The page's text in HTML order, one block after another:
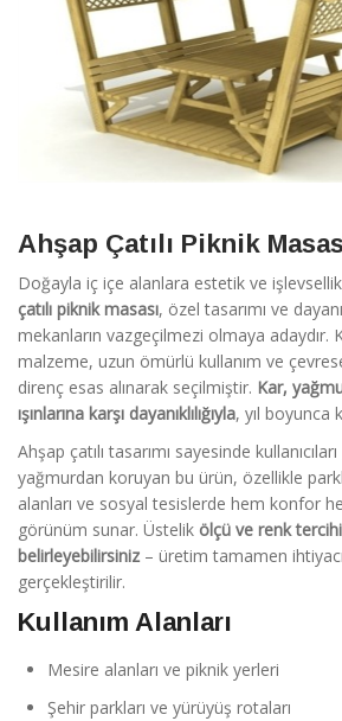
Ahşap Çatılı Piknik
Doğayla iç içe alanlara estetik ve
çatılı piknik masası, özel tasarımı ve
mekanların vazgeçilmezi olmaya adaydır.
malzeme, uzun ömürlü kullanım ve
direnç esas alınarak seçilmiştir. Kar,
ışınlarına karşı dayanıklılığıyla, yıl boyunca
Ahşap çatılı tasarımı sayesinde
yağmurdan koruyan bu ürün, özellikle
alanları ve sosyal tesislerde hem konfor
görünüm sunar. Üstelik ölçü ve renk
belirleyebilirsiniz – üretim tamamen
gerçekleştirilir.
Kullanım Alanları
Mesire alanları ve piknik yerleri
Şehir parkları ve yürüyüş rotaları